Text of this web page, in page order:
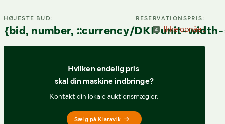
HØJESTE BUD:
{bid, number, ::currency/DKK unit-
RESERVATIONSPRIS:
Ikke opnået
Hvilken endelig pris
skal din maskine indbringe?
Kontakt din lokale auktionsmægler.
Sælg på Klaravik